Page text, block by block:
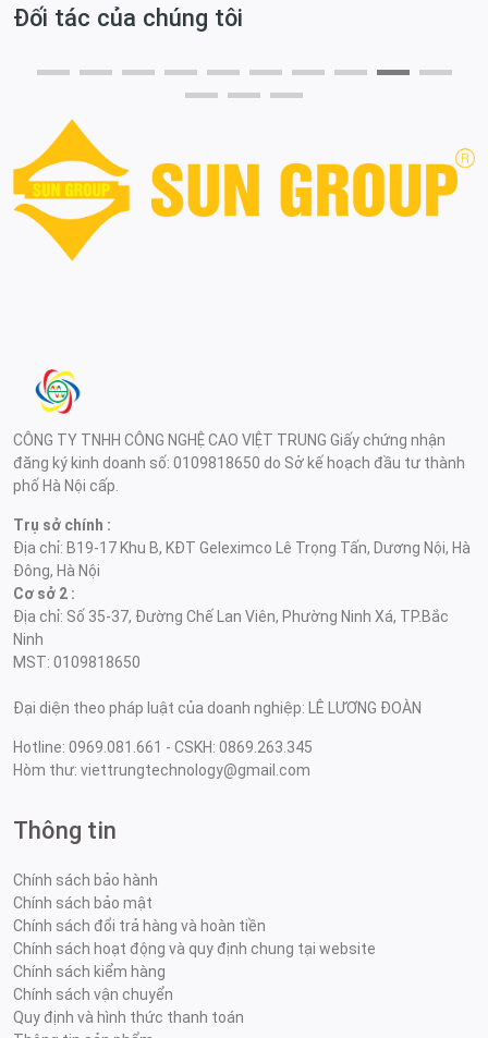
Đối tác của chúng tôi
CÔNG TY TNHH CÔNG NGHỆ CAO VIỆT TRUNG Giấy chứng nhận
đăng ký kinh doanh số: 0109818650 do Sở kế hoạch đầu tư thành
phố Hà Nội cấp.
Trụ sở chính :
Địa chỉ: B19-17 Khu B, KĐT Geleximco Lê Trọng Tấn, Dương Nội, Hà
Đông, Hà Nội
Cơ sở 2 :
Địa chỉ: Số 35-37, Đường Chế Lan Viên, Phường Ninh Xá, TP.Bắc
Ninh
MST: 0109818650
Đại diện theo pháp luật của doanh nghiệp: LÊ LƯƠNG ĐOÀN
Hotline: 0969.081.661 - CSKH: 0869.263.345
Hòm thư: viettrungtechnology@gmail.com
Thông tin
Chính sách bảo hành
Chính sách bảo mật
Chính sách đổi trả hàng và hoàn tiền
Chính sách hoạt động và quy định chung tại website
Chính sách kiểm hàng
Chính sách vận chuyển
Quy định và hình thức thanh toán